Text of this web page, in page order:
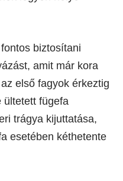
biztosítani
amit már kora
első fagyok érkeztig
ültetett fügefa
trágya kijuttatása,
esetében kéthetente